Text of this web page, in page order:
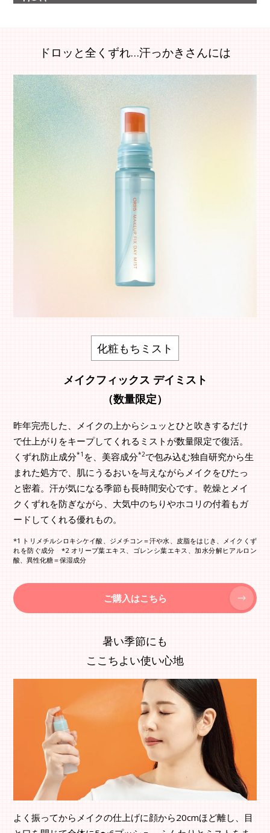
ドロッと全くずれ…汗っかきさんには
化粧もちミスト
メイクフィックス デイミスト
（数量限定）
昨年完売した、メイクの上からシュッとひと吹きするだけ
で仕上がりをキープしてくれるミストが数量限定で復活。
くずれ防止成分*1 を、美容成分*2で包み込む独自研究から生
まれた処方で、肌にうるおいを与えながらメイクをぴたっ
と密着。汗が気になる季節も長時間安心です。乾燥とメイ
クくずれを防ぎながら、大気中のちりやホコリの付着もガ
ードしてくれる優れもの。
*1 トリメチルシロキシケイ酸、ジメチコン＝汗や水、皮脂をはじき、メイクくず
れを防ぐ成分 *2 オリーブ葉エキス、ゴレンシ葉エキス、加水分解ヒアルロン
酸、異性化糖＝保湿成分
ご購入はこちら
暑い季節にも
ここちよい使い心地
よく振ってからメイクの仕上げに顔から20cmほど離し、目